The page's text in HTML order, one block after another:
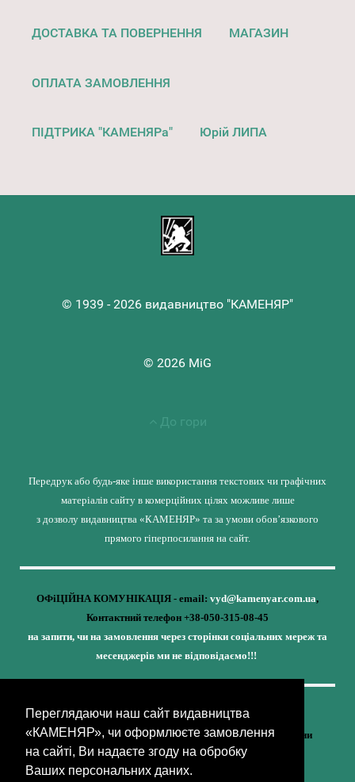
Переглядаючи наш сайт видавництва
«КАМЕНЯР», чи оформлюєте замовлення
на сайті, Ви надаєте згоду на обробку
Ваших персональних даних.
ДОСТАВКА ТА ПОВЕРНЕННЯ МАГАЗИН
ОПЛАТА ЗАМОВЛЕННЯ
ПІДТРИКА "КАМЕНЯРа" Юрій ЛИПА
© 1939 - 2026 видавництво "КАМЕНЯР"
© 2026 MiG
До гори
Передрук або будь-яке інше використання текстових чи графічних
матеріалів сайту в комерційних цілях можливе лише
з дозволу видавництва «КАМЕНЯР» та за умови обов’язкового
прямого гіперпосилання на сайт.
ОФіЦІЙНА КОМУНІКАЦІЯ - email: vyd@kamenyar.com.ua,
Контактний телефон +38-050-315-08-45
на запити, чи на замовлення через сторінки соціальних мереж та
месенджерів ми не відповідаємо!!!
Кожне наше видання - це внесок у спротив,
у збереження ідентичності та неминучу перемогу України
(видавництво «КАМЕНЯР»)